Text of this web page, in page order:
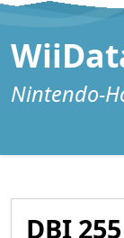
Zum Inhalt
Nintendo-
DBI 255